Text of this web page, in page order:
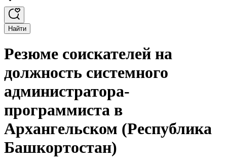
Найти
Резюме соискателей на
должность системного
администратора-
программиста в
Архангельском (Республика
Башкортостан)